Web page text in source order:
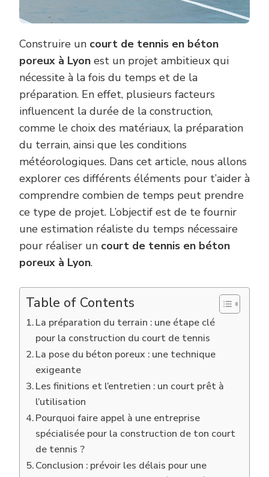
LYON
Construire un court de tennis en béton
poreux à Lyon est un projet ambitieux qui
nécessite à la fois du temps et de la
préparation. En effet, plusieurs facteurs
influencent la durée de la construction,
comme le choix des matériaux, la préparation
du terrain, ainsi que les conditions
météorologiques. Dans cet article, nous allons
explorer ces différents éléments pour t’aider à
comprendre combien de temps peut prendre
ce type de projet. L’objectif est de te fournir
une estimation réaliste du temps nécessaire
pour réaliser un court de tennis en béton
poreux à Lyon.
Table of Contents
La préparation du terrain : une étape clé
pour la construction du court de tennis
La pose du béton poreux : une technique
exigeante
Les finitions et l’entretien : un court prêt à
l’utilisation
Pourquoi faire appel à une entreprise
spécialisée pour la construction de ton court
de tennis ?
Conclusion : prévoir les délais pour une